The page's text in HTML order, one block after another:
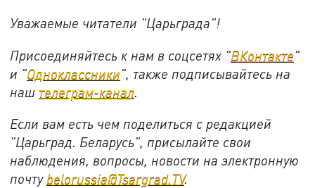
Уважаемые читатели "Царьграда"!
Присоединяйтесь к нам в соцсетях "ВКонтакте"
и "Одноклассники", также подписывайтесь на
наш телеграм-канал.
Если вам есть чем поделиться с редакцией
"Царьград. Беларусь", присылайте свои
наблюдения, вопросы, новости на электронную
почту belorussia@Tsargrad.TV.